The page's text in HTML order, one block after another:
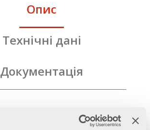
Опис
Технічні дані
Документація